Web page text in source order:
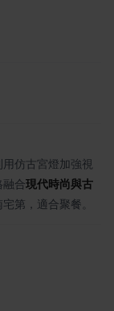
用仿古宮燈加強視
融合現代時尚與古
第，適合聚餐。